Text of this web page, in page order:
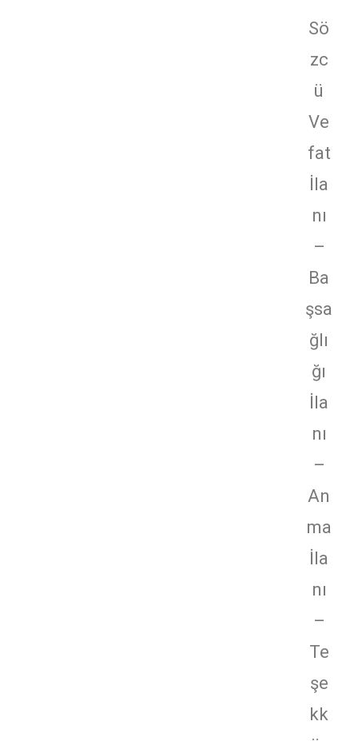
Sö
zc
ü
Ve
fat
İla
nı
–
Ba
şsa
ğlı
ğı
İla
nı
–
An
ma
İla
nı
–
Te
şe
kk